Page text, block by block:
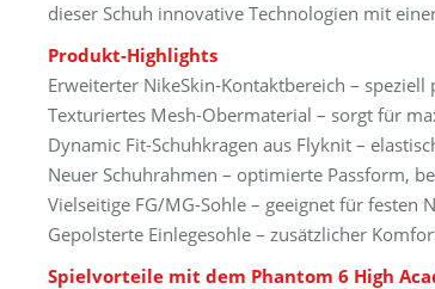
dieser Schuh innovative Technologien mit
Produkt-Highlights
Erweiterter NikeSkin-Kontaktbereich –
Texturiertes Mesh-Obermaterial – sorgt für
Dynamic Fit-Schuhkragen aus Flyknit –
Neuer Schuhrahmen – optimierte Passform,
Vielseitige FG/MG-Sohle – geeignet für festen
Gepolsterte Einlegesohle – zusätzlicher
Spielvorteile mit dem Phantom 6 High